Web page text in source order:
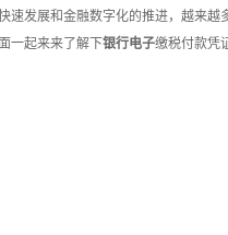
速发展和金融数字化的推进，越来
一起来来了解下银行电子缴税付款凭